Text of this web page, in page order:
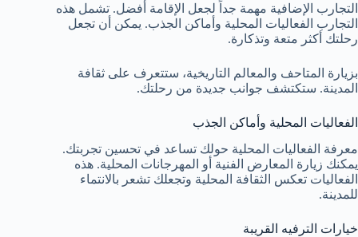
التجارب الإضافية مهمة جداً لجعل الإقامة أفضل. تشمل هذه
التجارب الفعاليات المحلية وأماكن الجذب. يمكن أن تجعل
رحلتك أكثر متعة وتذكارة.
بزيارة المتاحف والمعالم التاريخية، ستتعرف على ثقافة
المدينة. ستكتشف جوانب جديدة من رحلتك.
الفعاليات المحلية وأماكن الجذب
معرفة الفعاليات المحلية حولك تساعد في تحسين تجربتك.
يمكنك زيارة المعارض الفنية أو المهرجانات المحلية. هذه
الفعاليات تعكس الثقافة المحلية وتجعلك تشعر بالانتماء
للمدينة.
خيارات الترفيه القريبة